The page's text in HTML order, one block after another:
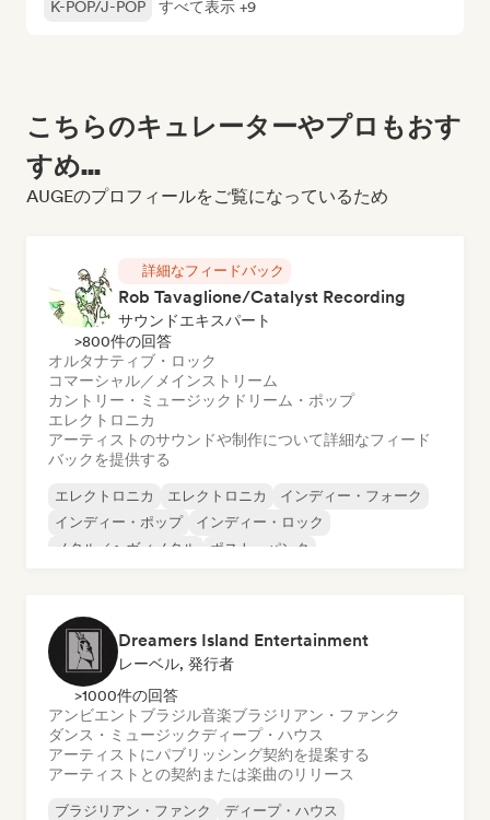
K-POP/J-POP すべて表示 +9
こちらのキュレーターやプロもおす
すめ...
AUGEのプロフィールをご覧になっているため
詳細なフィードバック
Rob Tavaglione/Catalyst Recording
サウンドエキスパート
>800件の回答
オルタナティブ・ロック
コマーシャル／メインストリーム
カントリー・ミュージック ドリーム・ポップ
エレクトロニカ
アーティストのサウンドや制作について詳細なフィード
バックを提供する
エレクトロニカ エレクトロニカ
インディー・フォーク
インディー・ポップ
インディー・ロック
メタル／ヘヴィメタル
ポスト・パンク
Dreamers Island Entertainment
レーベル, 発行者
>1000件の回答
アンビエント ブラジル音楽ブラジリアン・ファンク
ダンス・ミュージックディープ・ハウス
アーティストにパブリッシング契約を提案する
アーティストとの契約または楽曲のリリース
ブラジリアン・ファンク
ディープ・ハウス